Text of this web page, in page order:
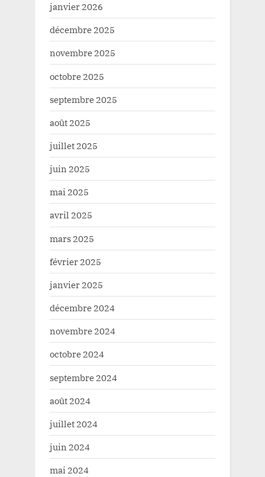
janvier 2026
décembre 2025
novembre 2025
octobre 2025
septembre 2025
août 2025
juillet 2025
juin 2025
mai 2025
avril 2025
mars 2025
février 2025
janvier 2025
décembre 2024
novembre 2024
octobre 2024
septembre 2024
août 2024
juillet 2024
juin 2024
mai 2024